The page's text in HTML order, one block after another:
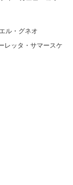
ル・グネオ
レッタ・サマースケ